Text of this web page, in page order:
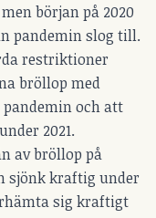
början på 2020
pandemin slog till.
restriktioner
bröllop med
och att
2021.
av bröllop på
sjönk kraftig under
sig kraftigt